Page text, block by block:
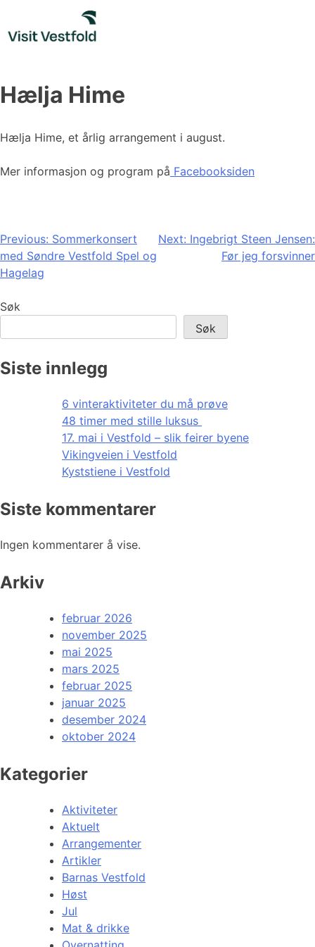
content
Hælja Hime
Hælja Hime, et årlig arrangement i august.
Mer informasjon og program på Facebooksiden
Innleggsnavigasjon
Previous: Sommerkonsert
med Søndre Vestfold Spel og
Hagelag
Next: Ingebrigt Steen Jensen:
Før jeg forsvinner
Søk
Søk
Siste innlegg
6 vinteraktiviteter du må prøve
48 timer med stille luksus
17. mai i Vestfold – slik feirer byene
Vikingveien i Vestfold
Kyststiene i Vestfold
Siste kommentarer
Ingen kommentarer å vise.
Arkiv
februar 2026
november 2025
mai 2025
mars 2025
februar 2025
januar 2025
desember 2024
oktober 2024
Kategorier
Aktiviteter
Aktuelt
Arrangementer
Artikler
Barnas Vestfold
Høst
Jul
Mat & drikke